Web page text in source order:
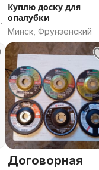
Куплю доску для
опалубки
Минск, Фрунзенский
Договорная